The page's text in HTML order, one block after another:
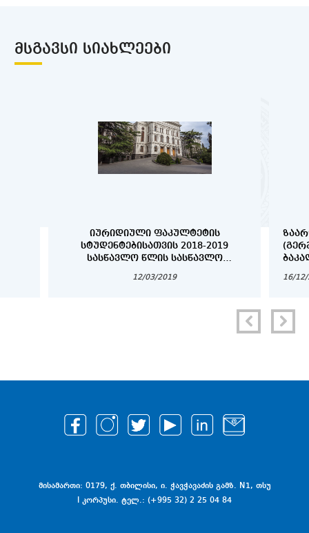
ᲛᲡᲒᲐᲕᲡᲘ ᲡᲘᲐᲮᲚᲔᲔᲑᲘ
ᲘᲣᲠᲘᲓᲘᲣᲚᲘ ᲤᲐᲙᲣᲚᲢᲔᲢᲘᲡ
ᲡᲢᲣᲓᲔᲜᲢᲔᲑᲘᲡᲐᲗᲕᲘᲡ 2018-2019
ᲡᲐᲡᲬᲐᲕᲚᲝ ᲬᲚᲘᲡ ᲡᲐᲡᲬᲐᲕᲚᲝ
12/03/2019 16/
მისამართი: 0179, ქ. თბილისი, ი. ჭავჭავაძის გამზ. N1, თსუ
I კორპუსი. ტელ.: (+995 32) 2 25 04 84